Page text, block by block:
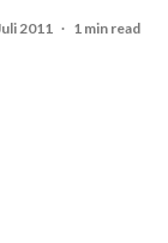
2011 1 min read